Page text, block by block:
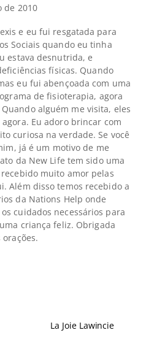
de 2010
e eu fui resgatada para
Sociais quando eu tinha
estava desnutrida, e
físicas. Quando
eu fui abençoada com uma
de fisioterapia, agora
alguém me visita, eles
Eu adoro brincar com
curiosa na verdade. Se você
já é um motivo de me
da New Life tem sido uma
muito amor pelas
Além disso temos recebido a
da Nations Help onde
cuidados necessários para
criança feliz. Obrigada
La Joie Lawincie